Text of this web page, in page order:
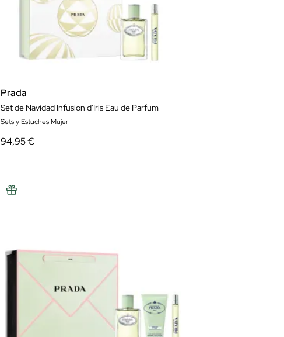
Prada
Set de Navidad Infusion d'Iris Eau de Parfum
Sets y Estuches Mujer
94,95 €